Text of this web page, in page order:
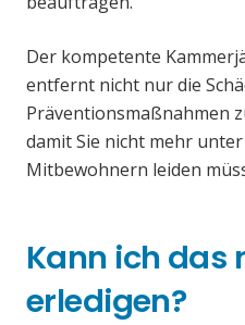
Der kompetente
entfernt nicht nur die
Präventionsmaßnahmen
damit Sie nicht mehr
Mitbewohnern leiden
Kann ich das
erledigen?